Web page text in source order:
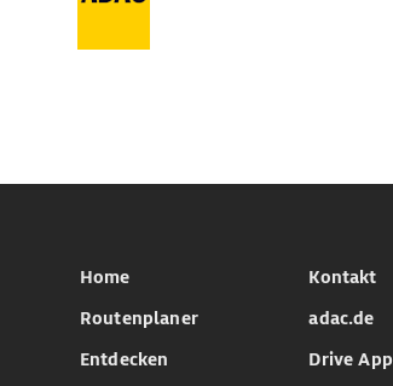
Home
Routenplaner
Entdecken
Kontakt
adac.de
Drive App